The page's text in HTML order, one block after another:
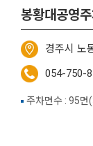
봉황대공영
경주시 노
054-750-
주차면수 : 95